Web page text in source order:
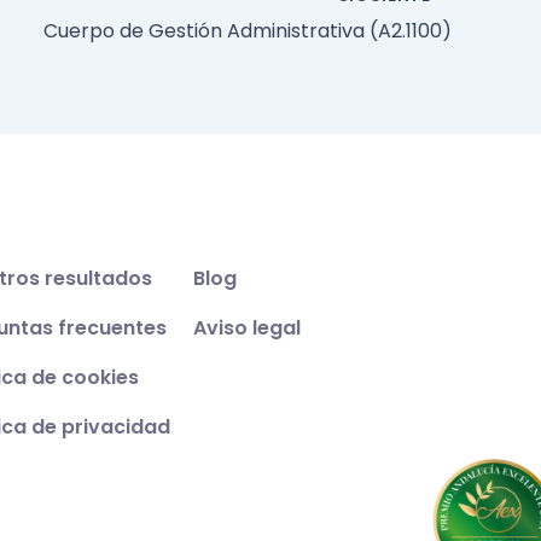
Cuerpo de Gestión Administrativa (A2.1100)
resultados
frecuentes
de cookies
de privacidad
Blog
Aviso legal